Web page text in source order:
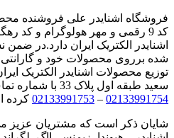
فروشگاه اشنایدر علی فروشنده
کد 9 رقمی و مهر هولوگرام و کد
اشنایدر الکتریک ایران دارد.در
توزیع محصولات اشنایدر الکتریک
سعید طبقه اول پلاک 33 با شماره تماس
02133991754
–
02133991753 کرده
شایان ذکر است که مشتریان عزیز